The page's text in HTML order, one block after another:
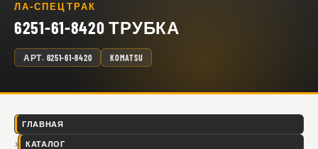
ЛА-СПЕЦТРАК
6251-61-8420 ТРУБКА
АРТ. 6251-61-8420 KOMATSU
ГЛАВНАЯ
КАТАЛОГ